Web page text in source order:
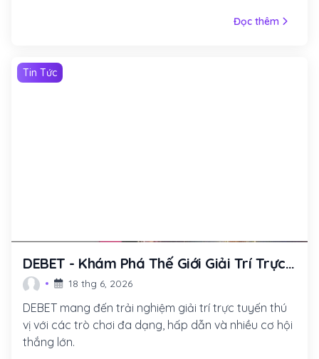
Đọc thêm
Tin Tức
DEBET - Khám Phá Thế Giới Giải Trí Trực
Tuyến Đầy Màu Sắc
18 thg 6, 2026
DEBET mang đến trải nghiệm giải trí trực tuyến thú
vị với các trò chơi đa dạng, hấp dẫn và nhiều cơ hội
thắng lớn.